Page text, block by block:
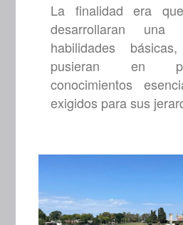
La finalidad era
desarrollaran una
habilidades
pusieran en
conocimientos
exigidos para sus